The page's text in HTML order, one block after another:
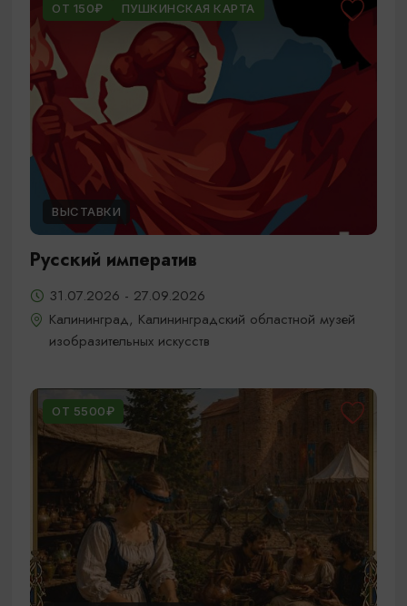
ОТ 150₽ ПУШКИНСКАЯ КАРТА
ВЫСТАВКИ
Русский императив
31.07.2026 - 27.09.2026
Калининград, Калининградский областной музей
изобразительных искусств
ОТ 5500₽